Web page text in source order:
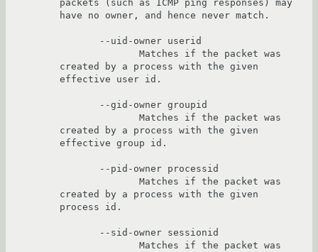
packets (such as ICMP ping responses) may
have no owner, and hence never match.
created by a process with the given
effective user id.
created by a process with the given
effective group id.
created by a process with the given
process id.